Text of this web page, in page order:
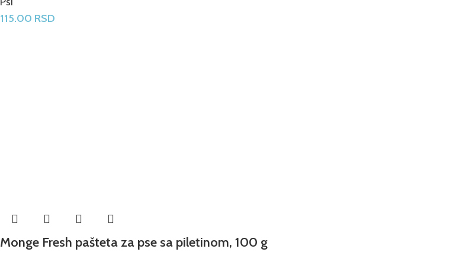
115.00 RSD
Monge Fresh pašteta za pse sa piletinom, 100 g